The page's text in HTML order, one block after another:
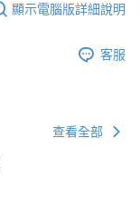
顯示電腦版詳細說明
客服
查看全部